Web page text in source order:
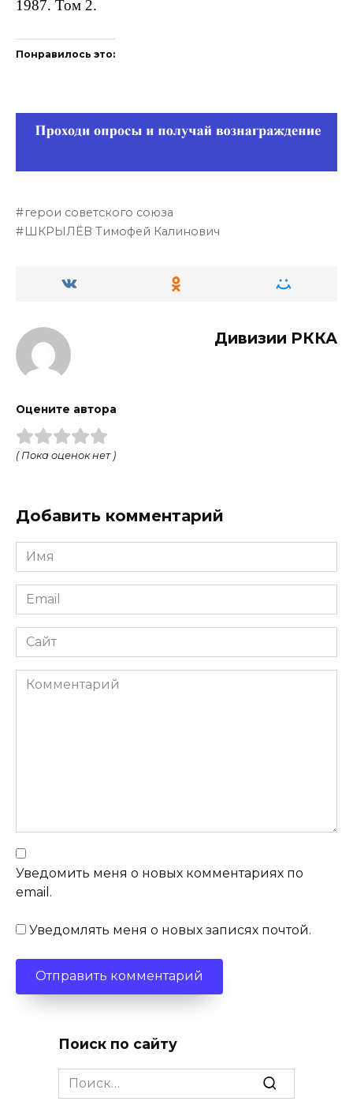
1987. Том 2.
Понравилось это:
герои советского союза
ШКРЫЛЁВ Тимофей Калинович
Дивизии РККА
Оцените автора
( Пока оценок нет )
Добавить комментарий
Имя
Email
Сайт
Комментарий
Уведомить меня о новых комментариях по
email.
Уведомлять меня о новых записях почтой.
Поиск по сайту
Search
for: